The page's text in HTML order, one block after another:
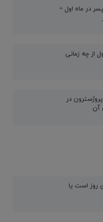
در ماه اول +
از چه زمانی
در
آن
روز است یا